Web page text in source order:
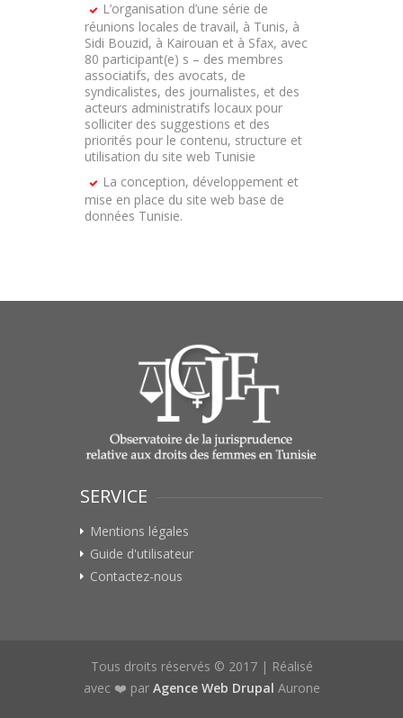
L’organisation d’une série de
réunions locales de travail, à Tunis, à
Sidi Bouzid, à Kairouan et à Sfax, avec
80 participant(e) s – des membres
associatifs, des avocats, de
syndicalistes, des journalistes, et des
acteurs administratifs locaux pour
solliciter des suggestions et des
priorités pour le contenu, structure et
utilisation du site web Tunisie
La conception, développement et
mise en place du site web base de
données Tunisie.
SERVICE
Mentions légales
Guide d'utilisateur
Contactez-nous
Tous droits réservés © 2017 | Réalisé
avec ❤️ par Agence Web Drupal Aurone